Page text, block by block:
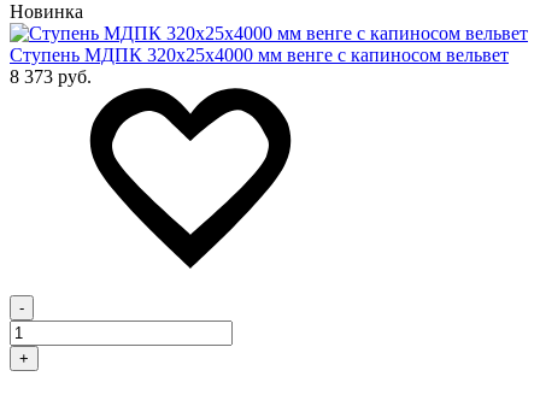
Новинка
Cтупень МДПК 320х25х4000 мм венге с капиносом вельвет
8 373 руб.
-
+